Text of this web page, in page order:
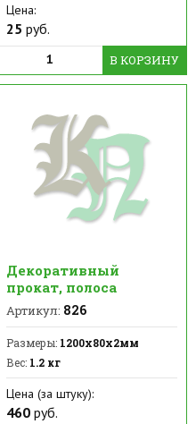
Цена:
25 руб.
В КОРЗИНУ
Декоративный
прокат, полоса
Артикул: 826
Размеры:1200х80х2мм
Вес:1.2 кг
Цена (за штуку):
460руб.